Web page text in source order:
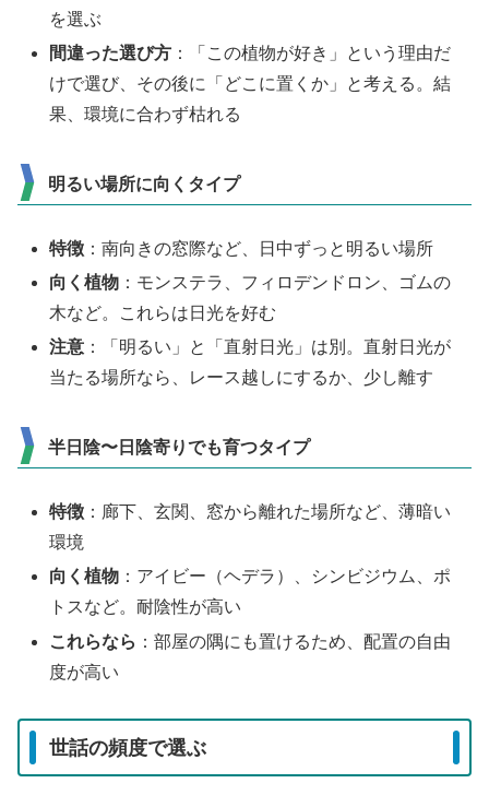
を選ぶ
間違った選び方 ：「この植物が好き」という理由だ
けで選び、その後に「どこに置くか」と考える。結
果、環境に合わず枯れる
明るい場所に向くタイプ
特徴 ：南向きの窓際など、日中ずっと明るい場所
向く植物 ：モンステラ、フィロデンドロン、ゴムの
木など。これらは日光を好む
注意 ：「明るい」と「直射日光」は別。直射日光が
当たる場所なら、レース越しにするか、少し離す
半日陰〜日陰寄りでも育つタイプ
特徴 ：廊下、玄関、窓から離れた場所など、薄暗い
環境
向く植物 ：アイビー（ヘデラ）、シンビジウム、ポ
トスなど。耐陰性が高い
これらなら ：部屋の隅にも置けるため、配置の自由
度が高い
世話の頻度で選ぶ